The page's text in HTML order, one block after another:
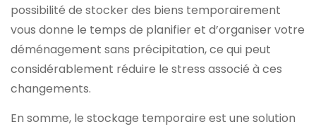
possibilité de stocker des biens temporairement
vous donne le temps de planifier et d’organiser votre
déménagement sans précipitation, ce qui peut
considérablement réduire le stress associé à ces
changements.
En somme, le stockage temporaire est une solution